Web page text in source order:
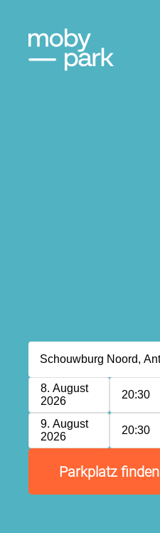
8. August
2026
20:30
9. August
2026
20:30
Parkplatz finden